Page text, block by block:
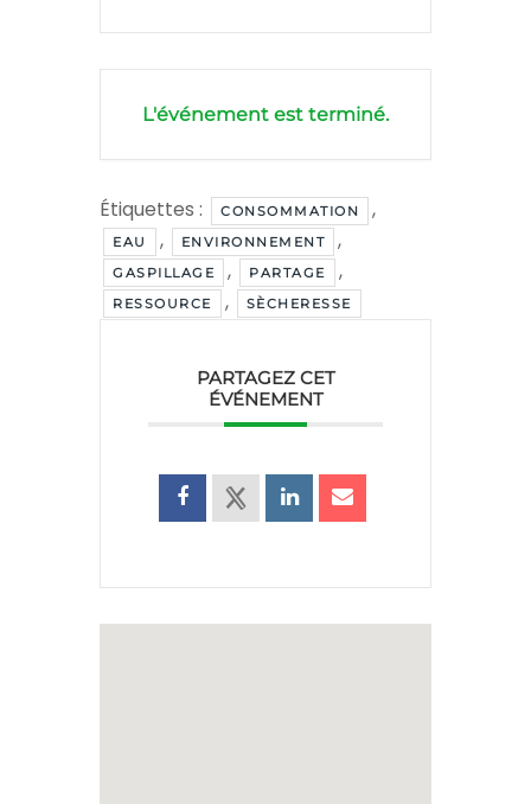
L'événement est terminé.
Étiquettes : CONSOMMATION ,
EAU , ENVIRONNEMENT ,
GASPILLAGE , PARTAGE ,
RESSOURCE , SÈCHERESSE
PARTAGEZ CET
ÉVÉNEMENT